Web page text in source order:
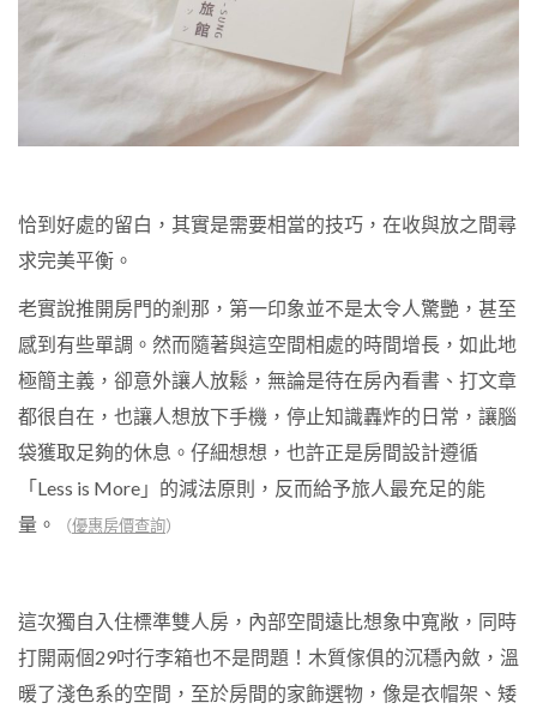
恰到好處的留白，其實是需要相當的技巧，在收與放之間尋
求完美平衡。
老實說推開房門的剎那，第一印象並不是太令人驚艷，甚至
感到有些單調。然而隨著與這空間相處的時間增長，如此地
極簡主義，卻意外讓人放鬆，無論是待在房內看書、打文章
都很自在，也讓人想放下手機，停止知識轟炸的日常，讓腦
袋獲取足夠的休息。仔細想想，也許正是房間設計遵循
「Less is More 」的減法原則，反而給予旅人最充足的能
量。
（優惠房價查詢）
這次獨自入住標準雙人房，內部空間遠比想象中寬敞，同時
打開兩個29吋行李箱也不是問題！木質傢俱的沉穩內斂，溫
暖了淺色系的空間，至於房間的家飾選物，像是衣帽架、矮